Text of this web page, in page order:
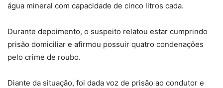
água mineral com capacidade de cinco litros cada.
Durante depoimento, o suspeito relatou estar cumprindo
prisão domiciliar e afirmou possuir quatro condenações
pelo crime de roubo.
Diante da situação, foi dada voz de prisão ao condutor e